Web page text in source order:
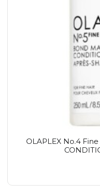
OLAPLEX No.4